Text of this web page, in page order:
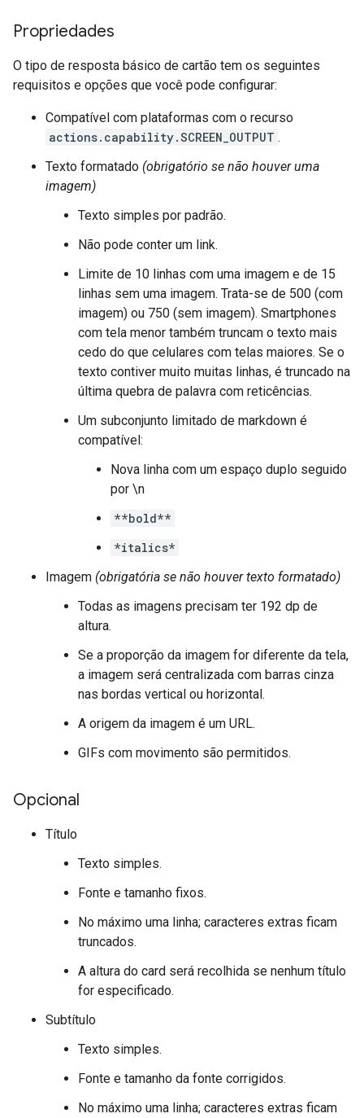
Propriedades
O tipo de resposta básico de cartão tem os seguintes
requisitos e opções que você pode configurar:
Compatível com plataformas com o recurso
actions.capability.SCREEN_OUTPUT .
Texto formatado (obrigatório se não houver uma
imagem)
Texto simples por padrão.
Não pode conter um link.
Limite de 10 linhas com uma imagem e de 15
linhas sem uma imagem. Trata-se de 500 (com
imagem) ou 750 (sem imagem). Smartphones
com tela menor também truncam o texto mais
cedo do que celulares com telas maiores. Se o
texto contiver muito muitas linhas, é truncado na
última quebra de palavra com reticências.
Um subconjunto limitado de markdown é
compatível:
Nova linha com um espaço duplo seguido
por \n
**bold**
*italics*
Imagem (obrigatória se não houver texto formatado)
Todas as imagens precisam ter 192 dp de
altura.
Se a proporção da imagem for diferente da tela,
a imagem será centralizada com barras cinza
nas bordas vertical ou horizontal.
A origem da imagem é um URL.
GIFs com movimento são permitidos.
Opcional
Título
Texto simples.
Fonte e tamanho fixos.
No máximo uma linha; caracteres extras ficam
truncados.
A altura do card será recolhida se nenhum título
for especificado.
Subtítulo
Texto simples.
Fonte e tamanho da fonte corrigidos.
No máximo uma linha; caracteres extras ficam